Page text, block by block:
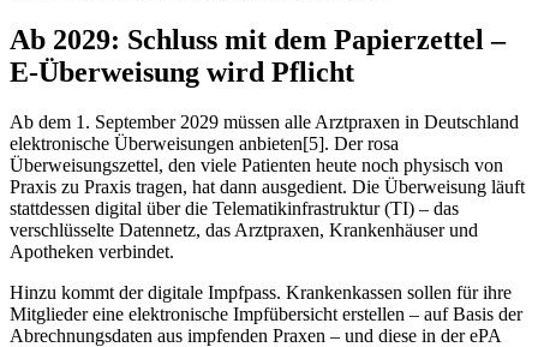
Ab 2029: Schluss mit dem Papierzettel –
E-Überweisung wird Pflicht
Ab dem 1. September 2029 müssen alle Arztpraxen in Deutschland
elektronische Überweisungen anbieten[5]. Der rosa
Überweisungszettel, den viele Patienten heute noch physisch von
Praxis zu Praxis tragen, hat dann ausgedient. Die Überweisung läuft
stattdessen digital über die Telematikinfrastruktur (TI) – das
verschlüsselte Datennetz, das Arztpraxen, Krankenhäuser und
Apotheken verbindet.
Hinzu kommt der digitale Impfpass. Krankenkassen sollen für ihre
Mitglieder eine elektronische Impfübersicht erstellen – auf Basis der
Abrechnungsdaten aus impfenden Praxen – und diese in der ePA